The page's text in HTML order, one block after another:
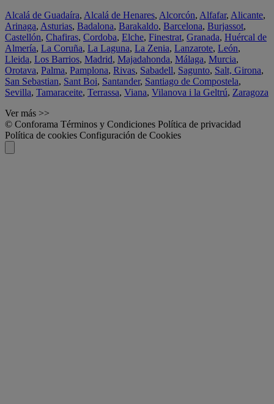
Alcalá de Guadaíra, Alcalá de Henares, Alcorcón, Alfafar, Alicante,
Arinaga, Asturias, Badalona, Barakaldo, Barcelona, Burjassot,
Castellón, Chafiras, Cordoba, Elche, Finestrat, Granada, Huércal de
Almería, La Coruña, La Laguna, La Zenia, Lanzarote, León,
Lleida, Los Barrios, Madrid, Majadahonda, Málaga, Murcia,
Orotava, Palma, Pamplona, Rivas, Sabadell, Sagunto, Salt, Girona,
San Sebastian, Sant Boi, Santander, Santiago de Compostela,
Sevilla, Tamaraceite, Terrassa, Viana, Vilanova i la Geltrú, Zaragoza
Ver más >>
© Conforama Términos y Condiciones Política de privacidad
Política de cookies Configuración de Cookies